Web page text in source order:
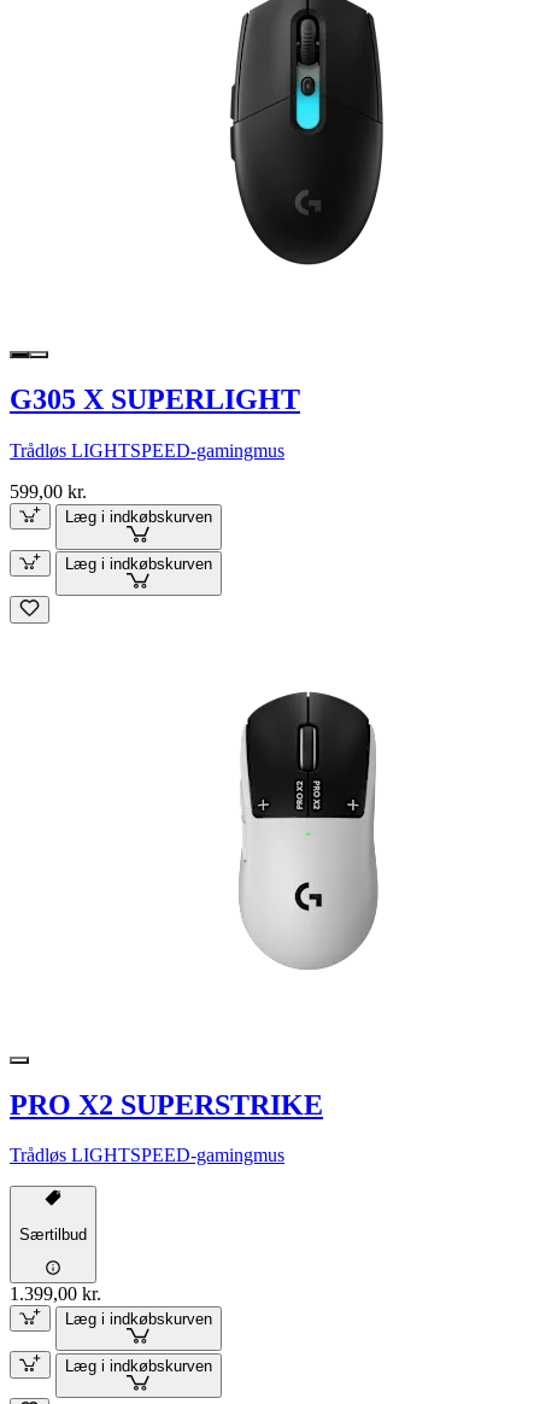
G305 X SUPERLIGHT
Trådløs LIGHTSPEED-gamingmus
599,00 kr.
Læg i indkøbskurven
Læg i indkøbskurven
PRO X2 SUPERSTRIKE
Trådløs LIGHTSPEED-gamingmus
Særtilbud
1.399,00 kr.
Læg i indkøbskurven
Læg i indkøbskurven